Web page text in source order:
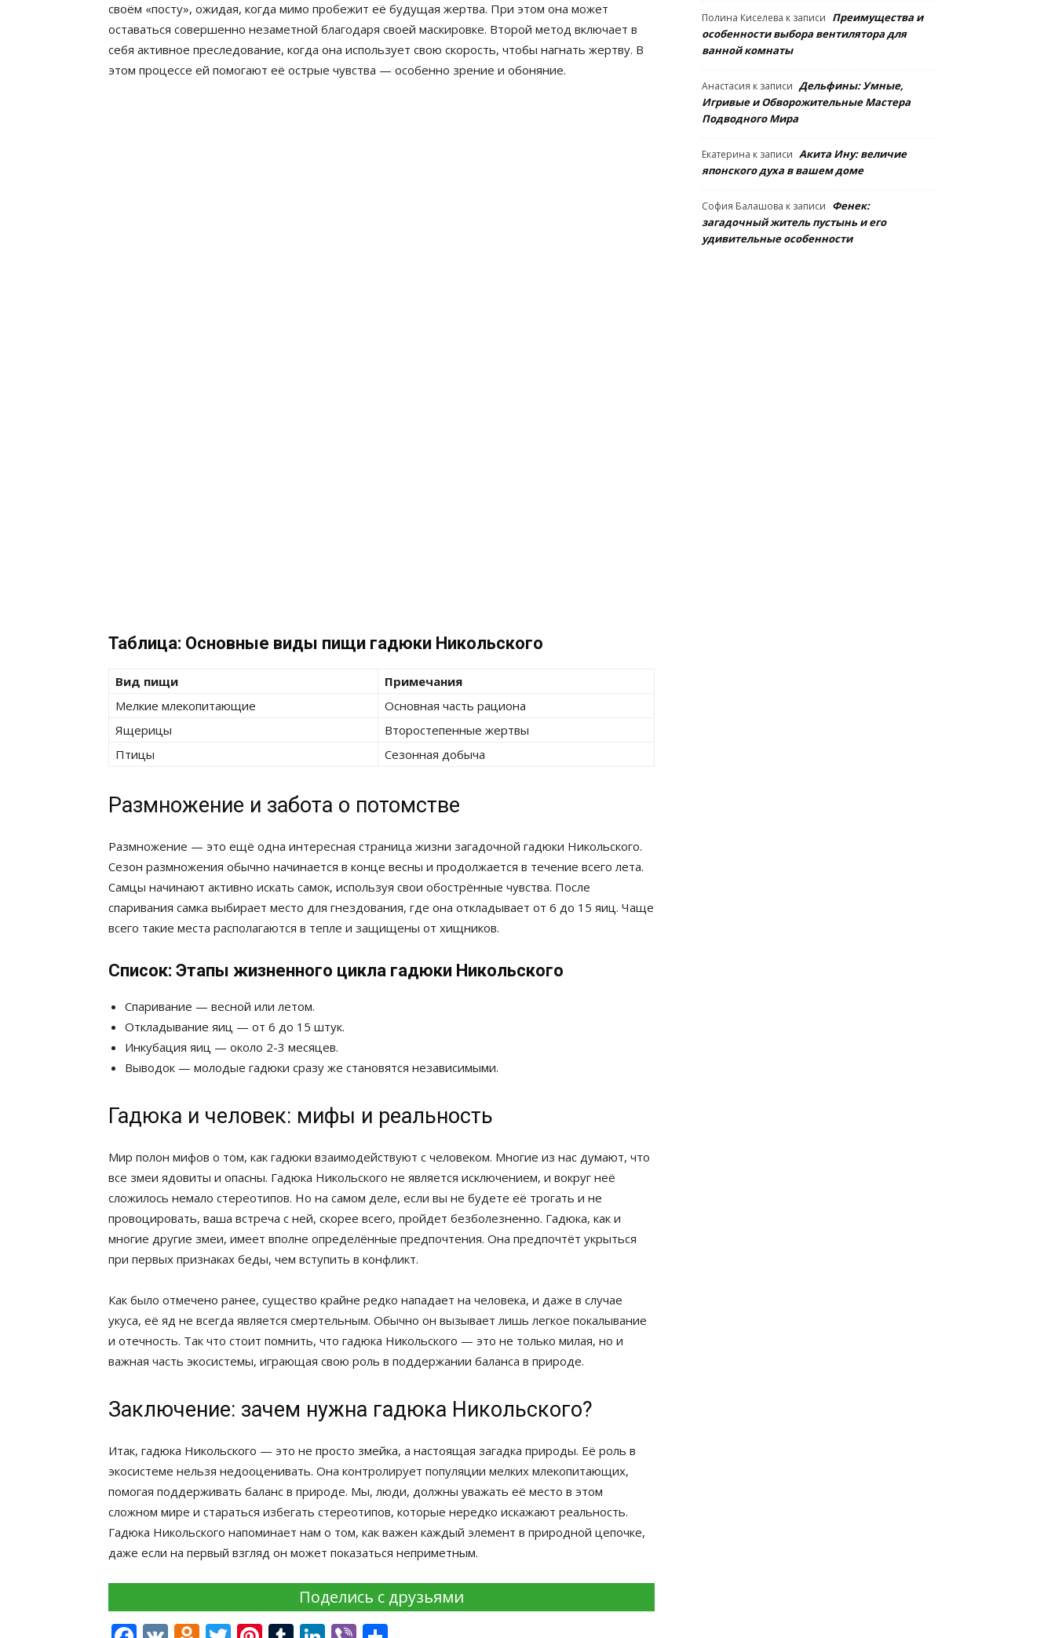
своём «посту», ожидая, когда мимо пробежит её будущая жертва. При этом она может
оставаться совершенно незаметной благодаря своей маскировке. Второй метод включает в
себя активное преследование, когда она использует свою скорость, чтобы нагнать жертву. В
этом процессе ей помогают её острые чувства — особенно зрение и обоняние.
Таблица: Основные виды пищи гадюки Никольского
Вид пищи
Примечания
Мелкие млекопитающие
Основная часть рациона
Ящерицы
Второстепенные жертвы
Птицы
Сезонная добыча
Размножение и забота о потомстве
Размножение — это ещё одна интересная страница жизни загадочной гадюки Никольского.
Сезон размножения обычно начинается в конце весны и продолжается в течение всего лета.
Самцы начинают активно искать самок, используя свои обострённые чувства. После
спаривания самка выбирает место для гнездования, где она откладывает от 6 до 15 яиц. Чаще
всего такие места располагаются в тепле и защищены от хищников.
Список: Этапы жизненного цикла гадюки Никольского
Спаривание — весной или летом.
Откладывание яиц — от 6 до 15 штук.
Инкубация яиц — около 2-3 месяцев.
Выводок — молодые гадюки сразу же становятся независимыми.
Гадюка и человек: мифы и реальность
Мир полон мифов о том, как гадюки взаимодействуют с человеком. Многие из нас думают, что
все змеи ядовиты и опасны. Гадюка Никольского не является исключением, и вокруг неё
сложилось немало стереотипов. Но на самом деле, если вы не будете её трогать и не
провоцировать, ваша встреча с ней, скорее всего, пройдет безболезненно. Гадюка, как и
многие другие змеи, имеет вполне определённые предпочтения. Она предпочтёт укрыться
при первых признаках беды, чем вступить в конфликт.
Как было отмечено ранее, существо крайне редко нападает на человека, и даже в случае
укуса, её яд не всегда является смертельным. Обычно он вызывает лишь легкое покалывание
и отечность. Так что стоит помнить, что гадюка Никольского — это не только милая, но и
важная часть экосистемы, играющая свою роль в поддержании баланса в природе.
Заключение: зачем нужна гадюка Никольского?
Итак, гадюка Никольского — это не просто змейка, а настоящая загадка природы. Её роль в
экосистеме нельзя недооценивать. Она контролирует популяции мелких млекопитающих,
помогая поддерживать баланс в природе. Мы, люди, должны уважать её место в этом
сложном мире и стараться избегать стереотипов, которые нередко искажают реальность.
Гадюка Никольского напоминает нам о том, как важен каждый элемент в природной цепочке,
даже если на первый взгляд он может показаться неприметным.
Поделись с друзьями
Полина Киселева к записи Преимущества и
особенности выбора вентилятора для
ванной комнаты
Анастасия к записи Дельфины: Умные,
Игривые и Обворожительные Мастера
Подводного Мира
Екатерина к записи Акита Ину: величие
японского духа в вашем доме
София Балашова к записи Фенек:
загадочный житель пустынь и его
удивительные особенности